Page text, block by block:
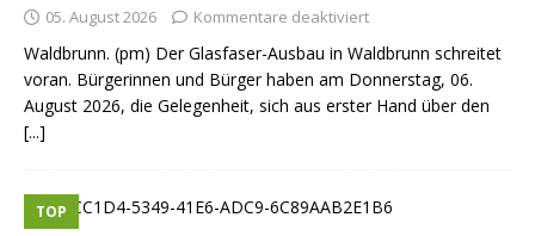
05. August 2026 Kommentare deaktiviert
Waldbrunn. (pm) Der Glasfaser-Ausbau in Waldbrunn schreitet
voran. Bürgerinnen und Bürger haben am Donnerstag, 06.
August 2026, die Gelegenheit, sich aus erster Hand über den
[...]
TOP